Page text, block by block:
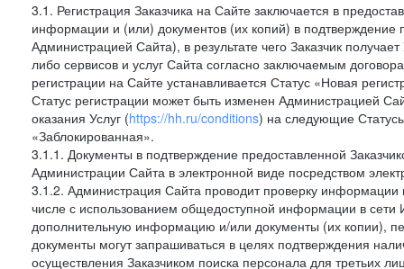
3.1. Регистрация Заказчика на Сайте заключается в
информации и (или) документов (их копий) в
Администрацией Сайта), в результате чего Заказчик
либо сервисов и услуг Сайта согласно заключаемым
регистрации на Сайте устанавливается Статус «Новая
Статус регистрации может быть изменен Администрацией
оказания Услуг (https://hh.ru/conditions) на следующие
«Заблокированная».
3.1.1. Документы в подтверждение предоставленной
Администрации Сайта в электронной виде посредством
3.1.2. Администрация Сайта проводит проверку информации
числе с использованием общедоступной информации в
дополнительную информацию и/или документы (их копии),
документы могут запрашиваться в целях подтверждения
осуществления Заказчиком поиска персонала для третьих